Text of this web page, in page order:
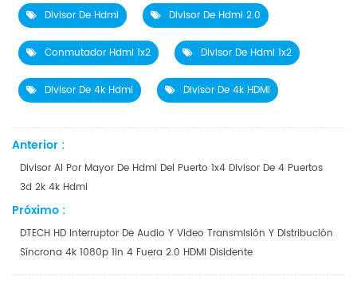
Divisor De Hdmi Divisor De Hdmi 2.0
Conmutador Hdmi 1x2 Divisor De Hdmi 1x2
Divisor De 4k Hdmi Divisor De 4k HDMI
Anterior :
Divisor Al Por Mayor De Hdmi Del Puerto 1x4 Divisor De 4 Puertos
3d 2k 4k Hdmi
Próximo :
DTECH HD Interruptor De Audio Y Video Transmisión Y Distribución
Síncrona 4k 1080p 1in 4 Fuera 2.0 HDMI Disidente